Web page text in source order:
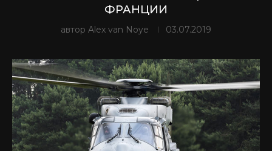
ФРАНЦИИ
автор Alex van Noye 03.07.2019